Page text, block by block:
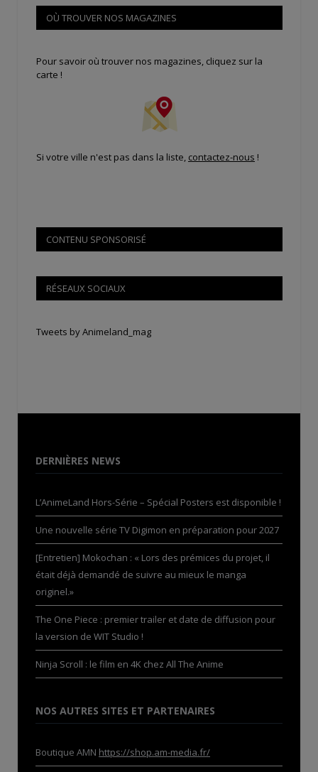
OÙ TROUVER NOS MAGAZINES
Pour savoir où trouver nos magazines, cliquez sur la
carte !
Si votre ville n'est pas dans la liste, contactez-nous !
CONTENU SPONSORISÉ
RÉSEAUX SOCIAUX
Tweets by Animeland_mag
DERNIÈRES NEWS
L’AnimeLand Hors-Série – Spécial Posters est disponible !
Une nouvelle série TV Digimon en préparation pour 2027
[Entretien] Mokochan : « Lors des prémices du projet, il
était déjà demandé de suivre au mieux le manga
originel.»
The One Piece : premier trailer et date de diffusion pour
la version de WIT Studio !
Ninja Scroll : le film en 4K chez All The Anime
NOS AUTRES SITES ET PARTENAIRES
Boutique AMN https://shop.am-media.fr/